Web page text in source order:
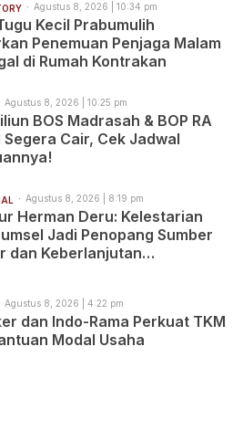
Agustus 8, 2026 | 10:34 pm
Kecil Prabumulih
Penemuan Penjaga Malam
di Rumah Kontrakan
Agustus 8, 2026 | 10:25 pm
BOS Madrasah & BOP RA
Segera Cair, Cek Jadwal
Agustus 8, 2026 | 8:19 pm
Herman Deru: Kelestarian
Jadi Penopang Sumber
dan Keberlanjutan
Agustus 8, 2026 | 4:22 pm
dan Indo-Rama Perkuat TKM
Modal Usaha